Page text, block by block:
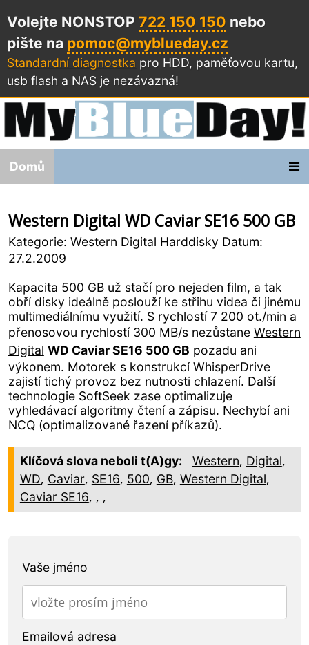
Volejte NONSTOP 722 150 150 nebo
pište na pomoc@myblueday.cz
Standardní diagnostka pro HDD, paměťovou kartu,
usb flash a NAS je nezávazná!
Domů
Western Digital WD Caviar SE16 500 GB
Kategorie: Western Digital Harddisky Datum:
27.2.2009
Kapacita 500 GB už stačí pro nejeden film, a tak
obří disky ideálně poslouží ke střihu videa či jinému
multimediálnímu využití. S rychlostí 7 200 ot./min a
přenosovou rychlostí 300 MB/s nezůstane Western
Digital WD Caviar SE16 500 GB pozadu ani
výkonem. Motorek s konstrukcí WhisperDrive
zajistí tichý provoz bez nutnosti chlazení. Další
technologie SoftSeek zase optimalizuje
vyhledávací algoritmy čtení a zápisu. Nechybí ani
NCQ (optimalizované řazení příkazů).
Klíčová slova neboli t(A)gy: Western, Digital,
WD, Caviar, SE16, 500, GB, Western Digital,
Caviar SE16, , ,
Vaše jméno
Emailová adresa